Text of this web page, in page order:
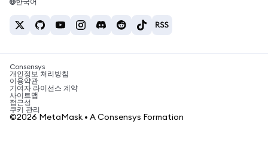
BTC를 INR로 환전
ETH를 USDT로 환전
USDT 매수
SHIB 매수
BNB 매수
암호화폐 세금 뉴스
암호화폐 매수 방법
비트코인 매도 방법
한국어
Consensys
개인정보 처리방침
이용약관
기여자 라이선스 계약
사이트맵
접근성
쿠키 관리
©2026 MetaMask • A Consensys Formation